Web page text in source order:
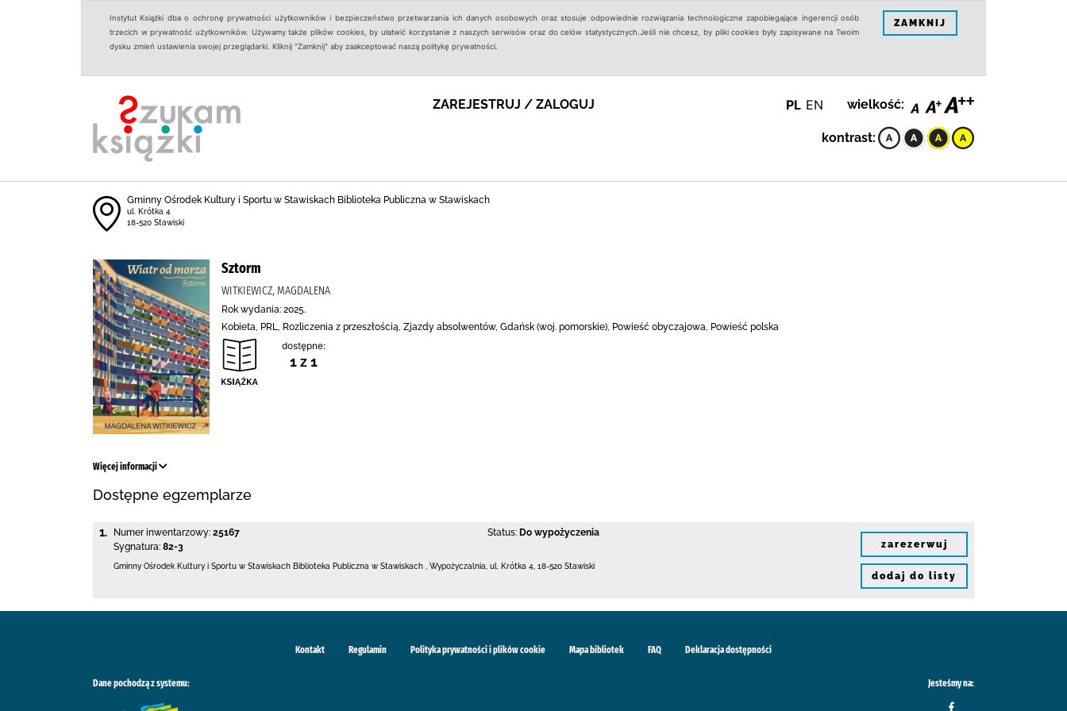
Instytut Książki dba o ochronę prywatności użytkowników i bezpieczeństwo przetwarzania ich danych osobowych oraz stosuje odpowiednie rozwiązania technologiczne zapobiegające ingerencji osób
trzecich w prywatność użytkowników. Używamy także plików cookies, by ułatwić korzystanie z naszych serwisów oraz do celów statystycznych.Jeśli nie chcesz, by pliki cookies były zapisywane na Twoim
dysku zmień ustawienia swojej przeglądarki. Kliknij "Zamknij" aby zaakceptować naszą politykę prywatności.
ZAMKNIJ
ZAREJESTRUJ / ZALOGUJ PL EN wielkość:
kontrast:
Gminny Ośrodek Kultury i Sportu w Stawiskach Biblioteka Publiczna w Stawiskach
ul. Krótka 4
18-520 Stawiski
Sztorm
WITKIEWICZ, MAGDALENA
Rok wydania: 2025.
Kobieta, PRL, Rozliczenia z przeszłością, Zjazdy absolwentów, Gdańsk (woj. pomorskie), Powieść obyczajowa, Powieść polska
dostępne:
1 z 1
Więcej informacji
Dostępne egzemplarze
1. Numer inwentarzowy: 25167
Sygnatura: 82-3
Status: Do wypożyczenia
Gminny Ośrodek Kultury i Sportu w Stawiskach Biblioteka Publiczna w Stawiskach Wypożyczalnia, ul. Krótka 4 18-520 Stawiski
zarezerwuj
dodaj do listy
Kontakt Regulamin Polityka prywatności i plików cookie Mapa bibliotek FAQ Deklaracja dostępności
Dane pochodzą z systemu: Jesteśmy na: